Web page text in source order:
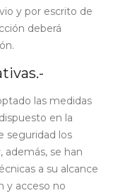
y por escrito de
deberá
las medidas
en la
seguridad los
además, se han
a su alcance
y acceso no